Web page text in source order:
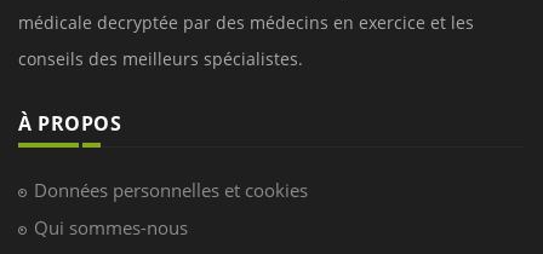
médicale decryptée par des médecins en exercice et les
conseils des meilleurs spécialistes.
À PROPOS
Données personnelles et cookies
Qui sommes-nous